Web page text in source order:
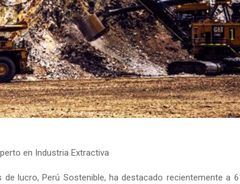
en Industria Extractiva
lucro, Perú Sostenible, ha destacado recientemente a